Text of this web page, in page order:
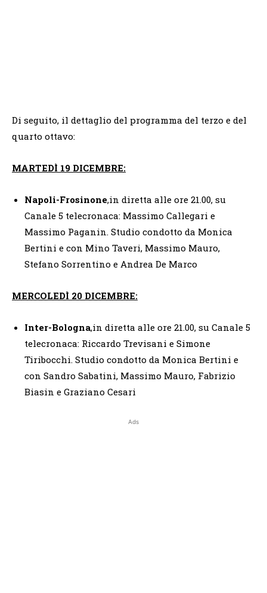
Di seguito, il dettaglio del programma del terzo e del
quarto ottavo:
MARTEDÌ 19 DICEMBRE:
Napoli-Frosinone,in diretta alle ore 21.00, su
Canale 5 telecronaca: Massimo Callegari e
Massimo Paganin. Studio condotto da Monica
Bertini e con Mino Taveri, Massimo Mauro,
Stefano Sorrentino e Andrea De Marco
MERCOLEDÌ 20 DICEMBRE:
Inter-Bologna,in diretta alle ore 21.00, su Canale 5
telecronaca: Riccardo Trevisani e Simone
Tiribocchi. Studio condotto da Monica Bertini e
con Sandro Sabatini, Massimo Mauro, Fabrizio
Biasin e Graziano Cesari
Ads